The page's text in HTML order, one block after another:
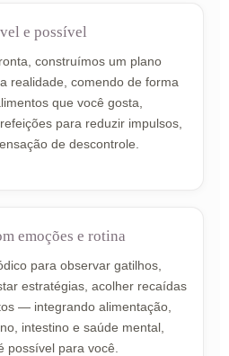
e possível
construímos um plano
realidade, comendo de forma
que você gosta,
para reduzir impulsos,
de descontrole.
emoções e rotina
para observar gatilhos,
estratégias, acolher recaídas
— integrando alimentação,
intestino e saúde mental,
possível para você.